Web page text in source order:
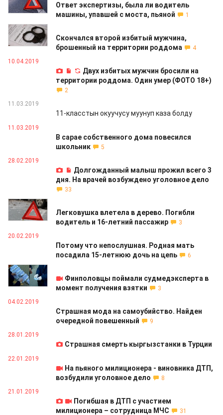
Ответ экспертизы, была ли водитель
машины, упавшей с моста, пьяной
1
11.04.2019
Скончался второй избитый мужчина,
брошенный на территории роддома
4
10.04.2019
Двух избитых мужчин бросили на
территории роддома. Один умер (ФОТО 18+)
2
11.03.2019
11-класстын окуучусу муунуп каза болду
11.03.2019
В сарае собственного дома повесился
школьник
5
28.02.2019
Долгожданный малыш прожил всего 3
дня. На врачей возбуждено уголовное дело
33
26.02.2019
Легковушка влетела в дерево. Погибли
водитель и 16-летний пассажир
3
20.02.2019
Потому что непослушная. Родная мать
посадила 15-летнюю дочь на цепь
6
04.02.2019
Финполовцы поймали судмедэксперта в
момент получения взятки
3
04.02.2019
Страшная мода на самоубийство. Найден
очередной повешенный
9
28.01.2019
Страшная смерть кыргызстанки в Турции
22.01.2019
На пьяного милиционера - виновника ДТП,
возбудили уголовное дело
8
21.01.2019
Погибшая в ДТП с участием
милиционера – сотрудница МЧС
31